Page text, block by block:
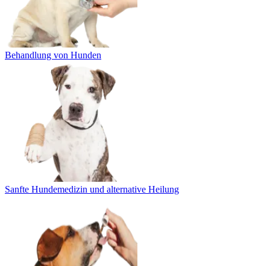
Behandlung von Hunden
Sanfte Hundemedizin und alternative Heilung